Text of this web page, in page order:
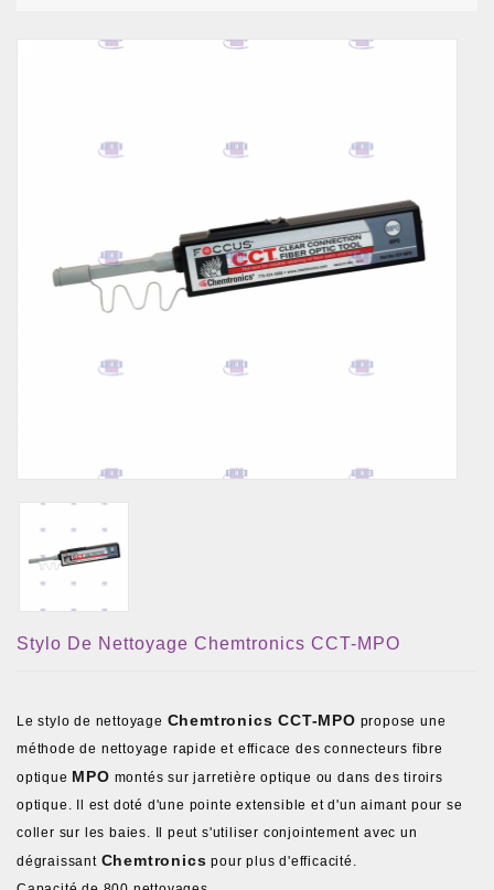
Stylo De Nettoyage Chemtronics CCT-MPO
Le stylo de nettoyage Chemtronics CCT-MPO propose une
méthode de nettoyage rapide et efficace des connecteurs fibre
optique MPO montés sur jarretière optique ou dans des tiroirs
optique. Il est doté d'une pointe extensible et d'un aimant pour se
coller sur les baies. Il peut s'utiliser conjointement avec un
dégraissant Chemtronics pour plus d'efficacité.